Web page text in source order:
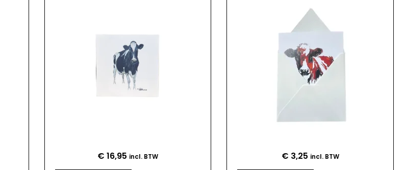
€ 16,95 incl. BTW € 3,25 incl. BTW